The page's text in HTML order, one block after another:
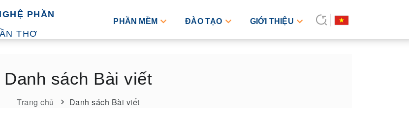
PHẦN
THƠ
PHẦN MỀM ĐÀO TẠO GIỚI THIỆU
Danh sách Bài viết
Trang chủ Danh sách Bài viết